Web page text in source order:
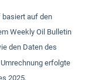
auf den
Weekly Oil Bulletin
den Daten des
erfolgte
2025.